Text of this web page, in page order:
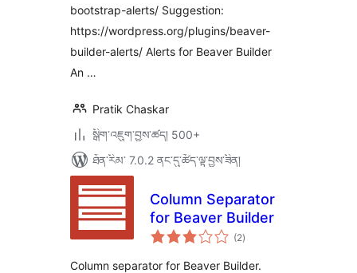
bootstrap-alerts/ Suggestion:
https://wordpress.org/plugins/beaver-
builder-alerts/ Alerts for Beaver Builder
An …
Pratik Chaskar
སྒྲིག་འཇུག་བྱས་ཚད། 500+
ཐོན་རིམ་ 7.0.2 ནང་དུ་ཚོད་ལྟ་བྱས་ཟིན།
Column Separator
for Beaver Builder
(2གདེང་
འཇོག་
ཚང་།
)
Column separator for Beaver Builder.